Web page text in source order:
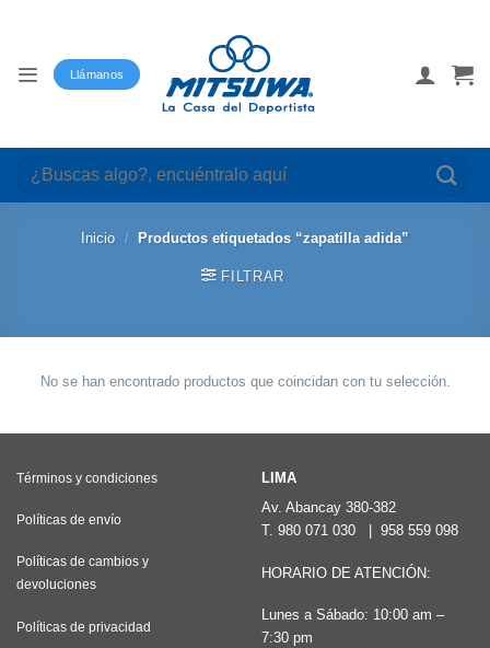
Llámanos
Buscar
por:
Inicio / Productos etiquetados “zapatilla adida”
FILTRAR
No se han encontrado productos que coincidan con tu selección.
Términos y condiciones
Políticas de envío
Políticas de cambios y
devoluciones
Políticas de privacidad
LIMA
Av. Abancay 380-382
T. 980 071 030 958 559 098
HORARIO DE ATENCIÓN:
Lunes a Sábado: 10:00 am –
7:30 pm